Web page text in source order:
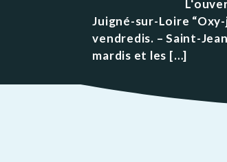
des Enfants
Conseil des Sages
Les projets
personnes
Résidence la Perrière
autonomie)
Patrimoine
Le vignoble
L‘ouverture des
Juigné-sur-Loire
vendredis. – Saint-
mardis et les […]